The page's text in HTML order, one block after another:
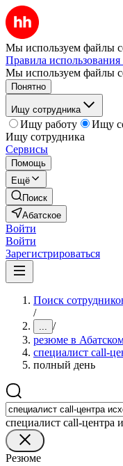
Мы используем файлы
Правила
Мы используем файлы
Понятно
Ищу сотрудника
Ищу работу
Ищу
Ищу сотрудника
Сервисы
Помощь
Ещё
Поиск
Абатское
Войти
Войти
Зарегистрироваться
Поиск
/
... /
резюме в
специалист call-
полный день
специалист call-центра
Резюме